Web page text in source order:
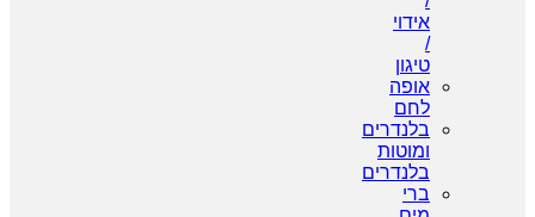
אידוי
/
טיגון
אופה
לחם
בלנדרים
ומוטות
בלנדרים
ברי